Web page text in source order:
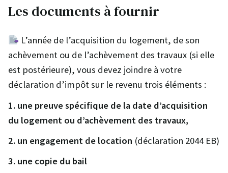
Les documents à fournir
L’année de l’acquisition du logement, de son
achèvement ou de l’achèvement des travaux (si elle
est postérieure), vous devez joindre à votre
déclaration d’impôt sur le revenu trois éléments :
1. une preuve spécifique de la date d’acquisition
du logement ou d’achèvement des travaux,
2. un engagement de location (déclaration 2044 EB)
3. une copie du bail